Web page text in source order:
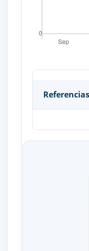
Referencias
Acemoglu,
COVID-19.
Barro, R. J.